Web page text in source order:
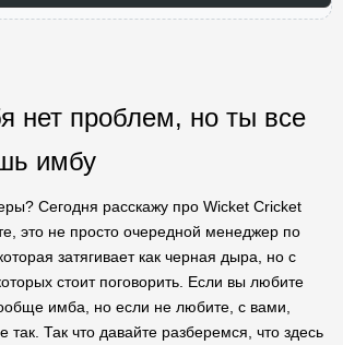
нет проблем, но ты все
имбу
Сегодня расскажу про Wicket Cricket
это не просто очередной менеджер по
затягивает как черная дыра, но с
стоит поговорить. Если вы любите
имба, но если не любите, с вами,
так. Так что давайте разберемся, что здесь